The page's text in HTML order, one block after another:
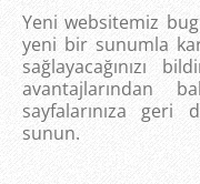
Yeni websitemiz
yeni bir sunumla
sağlayacağınızı
avantajlarından
sayfalarınıza geri
sunun.